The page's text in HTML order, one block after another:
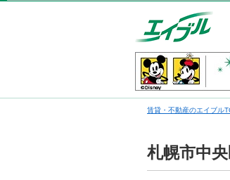
賃貸・不動産のエイブル
札幌市中